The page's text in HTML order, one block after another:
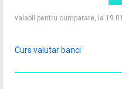
valabil pentru cumparare, la 19.01
Curs valutar banci